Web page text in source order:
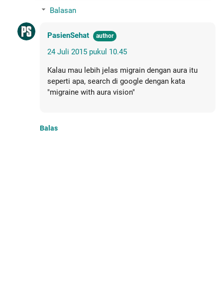
Balasan
PasienSehat
24 Juli 2015 pukul 10.45
Kalau mau lebih jelas migrain dengan aura itu
seperti apa, search di google dengan kata
"migraine with aura vision"
Balas